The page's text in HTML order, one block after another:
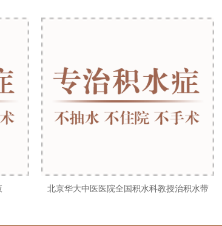
北京华大中医医院全国积水科教授治积水带